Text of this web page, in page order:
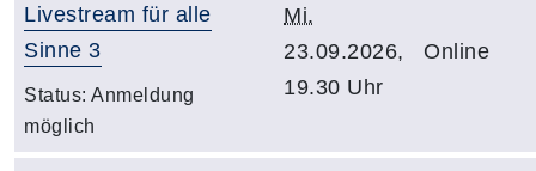
Livestream für alle
Sinne 3
Status: Anmeldung
möglich
Mi.
23.09.2026,
19.30 Uhr
Online